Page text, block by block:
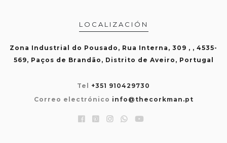
LOCALIZACIÓN
Zona Industrial do Pousado, Rua Interna, 309 , , 4535-
569, Paços de Brandão, Distrito de Aveiro, Portugal
Tel +351 910429730
Correo electrónico info@thecorkman.pt